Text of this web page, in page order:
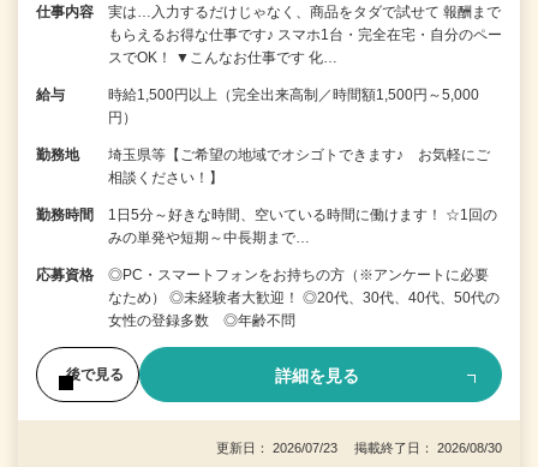
仕事内容
実は…入力するだけじゃなく、商品をタダで試せて 報酬まで
もらえるお得な仕事です♪ スマホ1台・完全在宅・自分のペー
スでOK！ ▼こんなお仕事です 化…
給与
時給1,500円以上（完全出来高制／時間額1,500円～5,000
円）
勤務地
埼玉県等【ご希望の地域でオシゴトできます♪ お気軽にご
相談ください！】
勤務時間
1日5分～好きな時間、空いている時間に働けます！ ☆1回の
みの単発や短期～中長期まで…
応募資格
◎PC・スマートフォンをお持ちの方（※アンケートに必要
なため） ◎未経験者大歓迎！ ◎20代、30代、40代、50代の
女性の登録多数 ◎年齢不問
後で見る 詳細を見る
更新日： 2026/07/23 掲載終了日： 2026/08/30